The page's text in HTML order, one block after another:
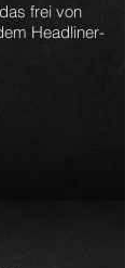
frei von
Headliner-